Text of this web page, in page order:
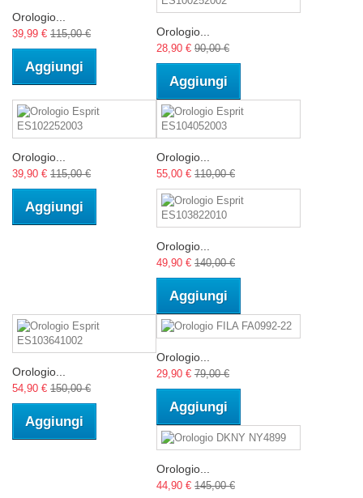
Orologio...
39,99 € 115,00 €
Aggiungi
Orologio...
28,90 € 90,00 €
Aggiungi
Orologio...
39,90 € 115,00 €
Aggiungi
Orologio...
55,00 € 110,00 €
Orologio...
49,90 € 140,00 €
Aggiungi
Orologio...
54,90 € 150,00 €
Aggiungi
Orologio...
29,90 € 79,00 €
Aggiungi
Orologio...
44,90 € 145,00 €